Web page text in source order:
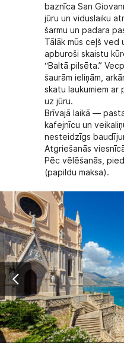
baznīca San
jūru un viduslaiku
šarmu un padara
Tālāk mūs ceļš
apburoši skaistu
“Baltā pilsēta.”
šaurām ieliņām,
skatu laukumiem ar
uz jūru.
Brīvajā laikā —
kafejnīcu un
nesteidzīgs
Atgriešanās
Pēc vēlēšanās,
(papildu maksa).